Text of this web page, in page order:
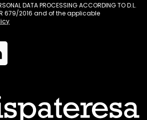
DATA PROCESSING ACCORDING TO D.L.
679/2016 and of the applicable